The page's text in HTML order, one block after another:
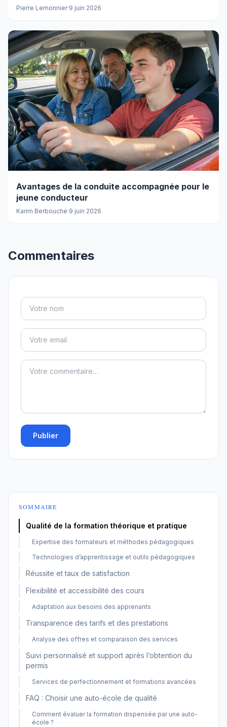
Pierre Lemonnier·9 juin 2026
Avantages de la conduite accompagnée pour le
jeune conducteur
Karim Berbouche·9 juin 2026
Commentaires
Publier
SOMMAIRE
Qualité de la formation théorique et pratique
Expertise des formateurs et méthodes pédagogiques
Technologies d’apprentissage et outils pédagogiques
Réussite et taux de satisfaction
Flexibilité et accessibilité des cours
Adaptation aux besoins des apprenants
Transparence des tarifs et des prestations
Analyse des offres et comparaison des services
Suivi personnalisé et support après l’obtention du
permis
Services de perfectionnement et formations avancées
FAQ : Choisir une auto-école de qualité
Comment évaluer la formation dispensée par une auto-
école ?